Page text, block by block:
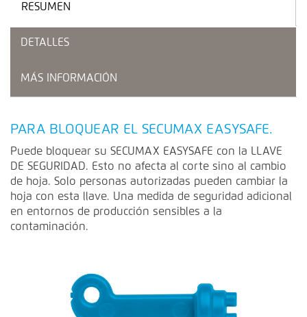
RESUMEN
DETALLES
MÁS INFORMACIÓN
PARA BLOQUEAR EL SECUMAX EASYSAFE.
Puede bloquear su SECUMAX EASYSAFE con la LLAVE
DE SEGURIDAD. Esto no afecta al corte sino al cambio
de hoja. Solo personas autorizadas pueden cambiar la
hoja con esta llave. Una medida de seguridad adicional
en entornos de producción sensibles a la
contaminación.